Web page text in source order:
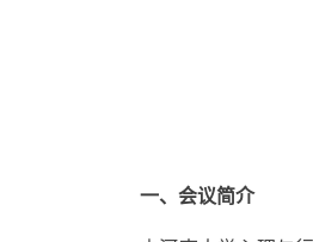
一、会议简介